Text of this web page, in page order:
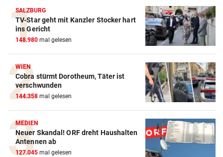
SALZBURG
TV-Star geht mit Kanzler Stocker hart
ins Gericht
148.980 mal gelesen
WIEN
Cobra stürmt Dorotheum, Täter ist
verschwunden
144.358 mal gelesen
MEDIEN
Neuer Skandal! ORF dreht Haushalten
Antennen ab
127.045 mal gelesen